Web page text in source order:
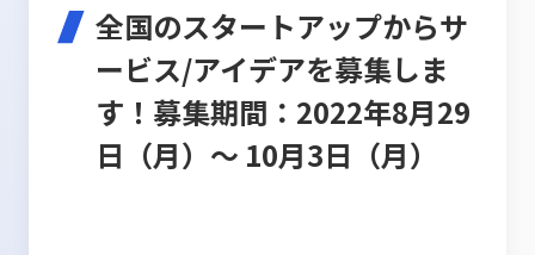
全国のスタートアップからサ
ービス/アイデアを募集しま
す！募集期間：2022年8月29
日（月）～ 10月3日（月）